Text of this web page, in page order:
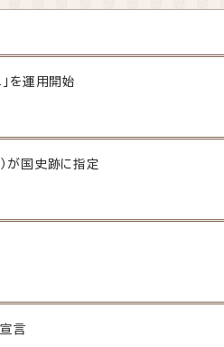
を運用開始
が国史跡に指定
言